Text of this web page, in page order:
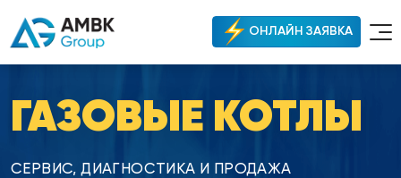
ОНЛАЙН ЗАЯВКА
ГАЗОВЫЕ КОТЛЫ
СЕРВИС, ДИАГНОСТИКА И ПРОДАЖА